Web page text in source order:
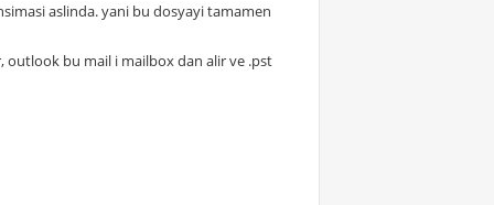
aslinda. yani bu dosyayi tamamen
outlook bu mail i mailbox dan alir ve .pst